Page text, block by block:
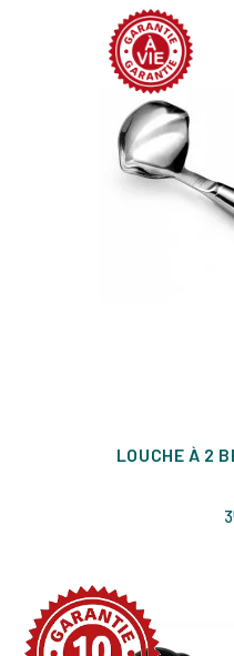
LOUCHE À 2